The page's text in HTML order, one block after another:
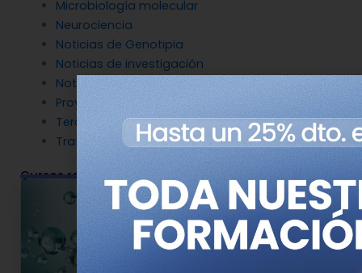
Microbiología molecular
Neurociencia
Noticias de Genotipia
Noticias de investigación
Noticias patrocinadas
Proyectos
Terapia Génica
Tratamientos
Cursos relacionados